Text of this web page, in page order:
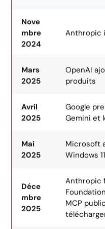
Nove
mbre
2024
Anthropic
Mars
2025
OpenAI
produits
Avril
2025
Google
Gemini et
Mai
2025
Microsoft
Windows
Déce
mbre
2025
Anthropic
MCP